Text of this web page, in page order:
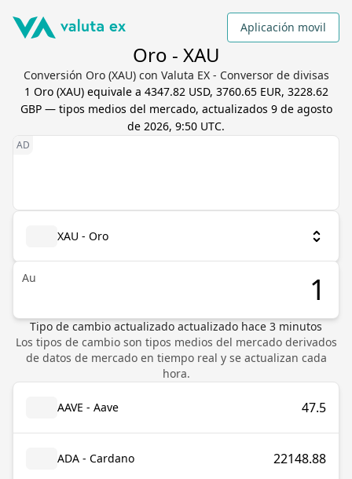
Aplicación movil
Oro - XAU
Conversión Oro (XAU) con Valuta EX - Conversor de divisas
1 Oro(XAU) equivale a 4347.82 USD, 3760.65 EUR, 3228.62
GBP— tipos medios del mercado, actualizados 9 de agosto
de 2026, 9:50 UTC.
XAU - Oro
Au
Tipo de cambio actualizado actualizado hace 3 minutos
Los tipos de cambio son tipos medios del mercado derivados
de datos de mercado en tiempo real y se actualizan cada
hora.
AAVE - Aave 47.5
ADA - Cardano 22148.88